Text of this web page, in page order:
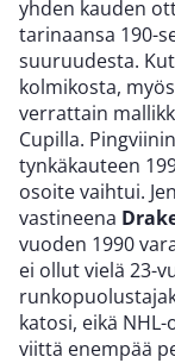
yhden kauden
tarinaansa 190-
suuruudesta.
kolmikosta,
verrattain
Cupilla.
tynkäkauteen
osoite vaihtui.
vastineena
vuoden 1990
ei ollut vielä 23-
katosi, eikä
viittä enempää